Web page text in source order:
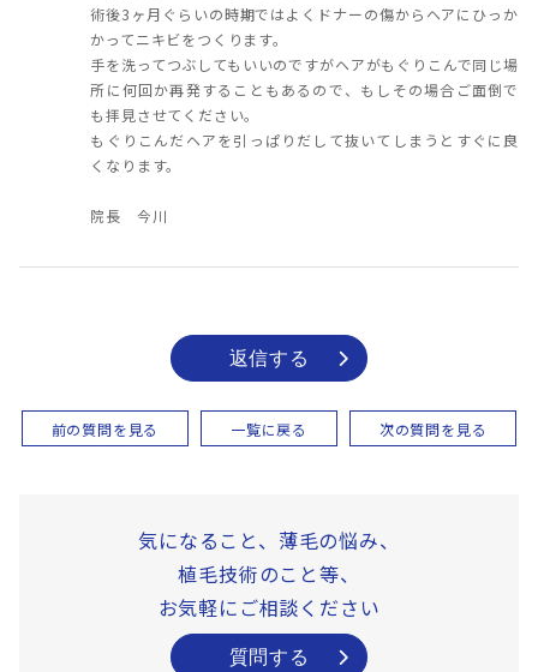
術後3ヶ月ぐらいの時期ではよくドナーの傷からヘアにひっか
かってニキビをつくります。
手を洗ってつぶしてもいいのですがヘアがもぐりこんで同じ場
所に何回か再発することもあるので、もしその場合ご面倒で
も拝見させてください。
もぐりこんだヘアを引っぱりだして抜いてしまうとすぐに良
くなります。
院長 今川
返信する
前の質問を見る 一覧に戻る 次の質問を見る
気になること、薄毛の悩み、
植毛技術のこと等、
お気軽にご相談ください
質問する